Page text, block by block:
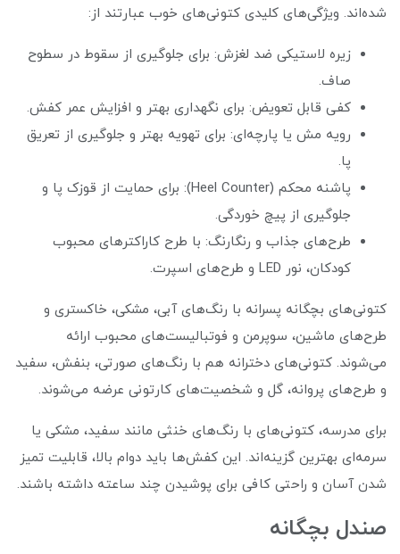
شده‌اند. ویژگی‌های کلیدی کتونی‌های خوب عبارتند از:
زیره لاستیکی ضد لغزش: برای جلوگیری از سقوط در سطوح
صاف.
کفی قابل تعویض: برای نگهداری بهتر و افزایش عمر کفش.
رویه مش یا پارچه‌ای: برای تهویه بهتر و جلوگیری از تعریق
پا.
پاشنه محکم (Heel Counter): برای حمایت از قوزک پا و
جلوگیری از پیچ خوردگی.
طرح‌های جذاب و رنگارنگ: با طرح کاراکترهای محبوب
کودکان، نور LED و طرح‌های اسپرت.
کتونی‌های بچگانه پسرانه با رنگ‌های آبی، مشکی، خاکستری و
طرح‌های ماشین، سوپرمن و فوتبالیست‌های محبوب ارائه
می‌شوند. کتونی‌های دخترانه هم با رنگ‌های صورتی، بنفش، سفید
و طرح‌های پروانه، گل و شخصیت‌های کارتونی عرضه می‌شوند.
برای مدرسه، کتونی‌های با رنگ‌های خنثی مانند سفید، مشکی یا
سرمه‌ای بهترین گزینه‌اند. این کفش‌ها باید دوام بالا، قابلیت تمیز
شدن آسان و راحتی کافی برای پوشیدن چند ساعته داشته باشند.
صندل بچگانه